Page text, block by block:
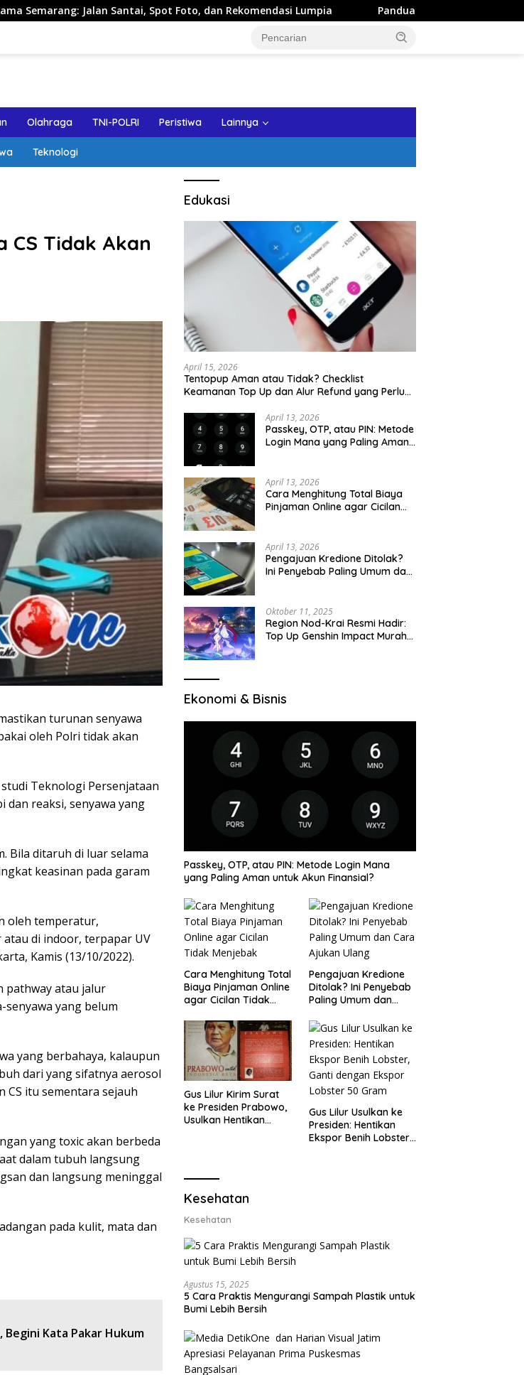
Jalan Santai, Spot Foto, dan Rekomendasi Lumpia Panduan Wisata Keluarga ke Kota Batu:
Olahraga TNI-POLRI Peristiwa Lainnya
Teknologi
CS Tidak Akan
turunan senyawa
oleh Polri tidak akan
Teknologi Persenjataan
dan reaksi, senyawa yang
Bila ditaruh di luar selama
keasinan pada garam
oleh temperatur,
di indoor, terpapar UV
Kamis (13/10/2022).
pathway atau jalur
senyawa yang belum
yang berbahaya, kalaupun
dari yang sifatnya aerosol
CS itu sementara sejauh
yang toxic akan berbeda
dalam tubuh langsung
dan langsung meninggal
pada kulit, mata dan
Begini Kata Pakar Hukum
Edukasi
April 15, 2026
Tentopup Aman atau Tidak? Checklist
Keamanan Top Up dan Alur Refund yang Perlu
April 13, 2026
Passkey, OTP, atau PIN: Metode
Login Mana yang Paling Aman
April 13, 2026
Cara Menghitung Total Biaya
Pinjaman Online agar Cicilan
April 13, 2026
Pengajuan Kredione Ditolak?
Ini Penyebab Paling Umum dan
Oktober 11, 2025
Region Nod-Krai Resmi Hadir:
Top Up Genshin Impact Murah
Ekonomi & Bisnis
Passkey, OTP, atau PIN: Metode Login Mana
yang Paling Aman untuk Akun Finansial?
Cara Menghitung Total
Biaya Pinjaman Online
agar Cicilan Tidak
Pengajuan Kredione
Ditolak? Ini Penyebab
Paling Umum dan
Gus Lilur Kirim Surat
ke Presiden Prabowo,
Usulkan Hentikan
Gus Lilur Usulkan ke
Presiden: Hentikan
Ekspor Benih Lobster,
Kesehatan
Kesehatan
Agustus 15, 2025
5 Cara Praktis Mengurangi Sampah Plastik untuk
Bumi Lebih Bersih